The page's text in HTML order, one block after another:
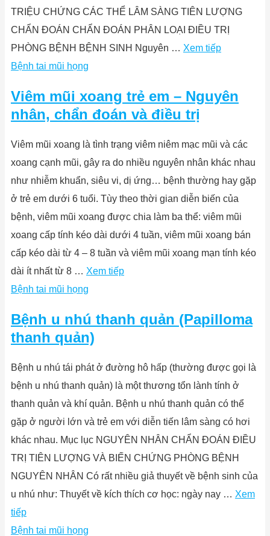
TRIỆU CHỨNG CÁC THỂ LÂM SÀNG TIÊN LƯỢNG
CHẨN ĐOÁN CHẨN ĐOÁN PHÂN LOẠI ĐIỀU TRỊ
PHÒNG BỆNH BỆNH SINH Nguyên … Xem tiếp
Bệnh tai mũi họng
Viêm mũi xoang trẻ em – Nguyên
nhân, chẩn đoán và điều trị
Viêm mũi xoang là tình trạng viêm niêm mạc mũi và các
xoang cạnh mũi, gây ra do nhiều nguyên nhân khác nhau
như nhiễm khuẩn, siêu vi, dị ứng… bệnh thường hay gặp
ở trẻ em dưới 6 tuổi. Tùy theo thời gian diễn biến của
bệnh, viêm mũi xoang được chia làm ba thể: viêm mũi
xoang cấp tính kéo dài dưới 4 tuần, viêm mũi xoang bán
cấp kéo dài từ 4 – 8 tuần và viêm mũi xoang mạn tính kéo
dài ít nhất từ 8 … Xem tiếp
Bệnh tai mũi họng
Bệnh u nhú thanh quản (Papilloma
thanh quản)
Bệnh u nhú tái phát ở đường hô hấp (thường được gọi là
bệnh u nhú thanh quản) là một thương tổn lành tính ở
thanh quản và khí quản. Bệnh u nhú thanh quản có thể
gặp ở người lớn và trẻ em với diễn tiến lâm sàng có hơi
khác nhau. Mục lục NGUYÊN NHÂN CHẨN ĐOÁN ĐIỀU
TRỊ TIÊN LƯỢNG VÀ BIẾN CHỨNG PHÒNG BỆNH
NGUYÊN NHÂN Có rất nhiều giả thuyết về bệnh sinh của
u nhú như: Thuyết về kích thích cơ học: ngày nay … Xem
tiếp
Bệnh tai mũi họng